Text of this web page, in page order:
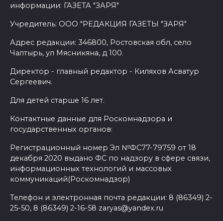
информации: ГАЗЕТА "ЗАРЯ"
Учредитель: ООО "РЕДАКЦИЯ ГАЗЕТЫ "ЗАРЯ"
Адрес редакции: 346800, Ростовская обл, село
Чалтырь, ул Мясникяна, д 100.
Директор - главный редактор - Киляхов Асватур
Сергеевич.
Для детей старше 16 лет.
Контактные данные для Роскомнадзора и
государственных органов:
Регистрационный номер Эл №ФС77-79759 от 18
декабря 2020 выдано ФС по надзору в сфере связи,
информационных технологий и массовых
коммуникаций(Роскомнадзор)
Телефон и электронная почта редакции: 8 (86349) 2-
25-50, 8 (86349) 2-16-58 zaryas@yandex.ru